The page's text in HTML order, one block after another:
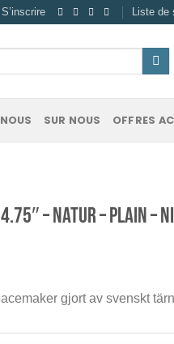
Liste de
SUR NOUS OFFRES
– Natur – Plain –
gjort av svenskt